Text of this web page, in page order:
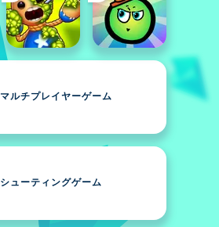
マルチプレイヤーゲーム
シューティングゲーム